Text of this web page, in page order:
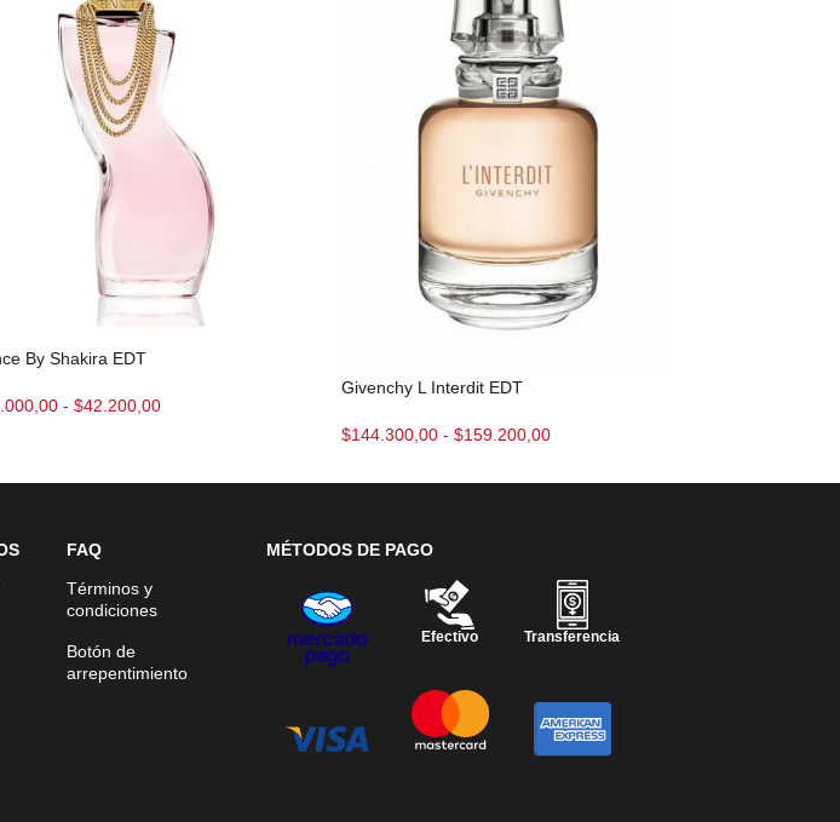
By Shakira EDT
- $42.200,00
Givenchy L Interdit EDT
$144.300,00 - $159.200,00
FAQ
Términos y
condiciones
Botón de
arrepentimiento
MÉTODOS DE PAGO
Efectivo Transferencia